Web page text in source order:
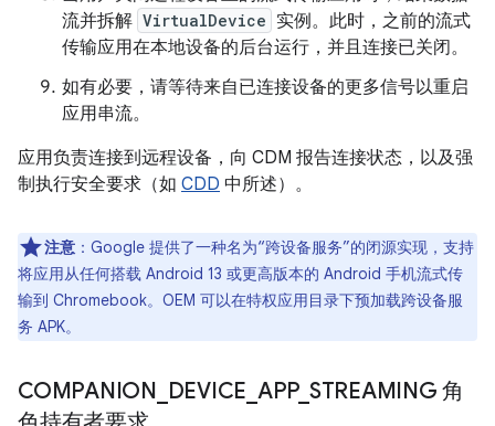
流并拆解 VirtualDevice 实例。此时，之前的流式
传输应用在本地设备的后台运行，并且连接已关闭。
如有必要，请等待来自已连接设备的更多信号以重启
应用串流。
应用负责连接到远程设备，向 CDM 报告连接状态，以及强
制执行安全要求（如 CDD 中所述）。
注意 ：Google 提供了一种名为“跨设备服务”的闭源实现，支持
将应用从任何搭载 Android 13 或更高版本的 Android 手机流式传
输到 Chromebook。OEM 可以在特权应用目录下预加载跨设备服
务 APK。
COMPANION DEVICE APP_ STREAMING 角